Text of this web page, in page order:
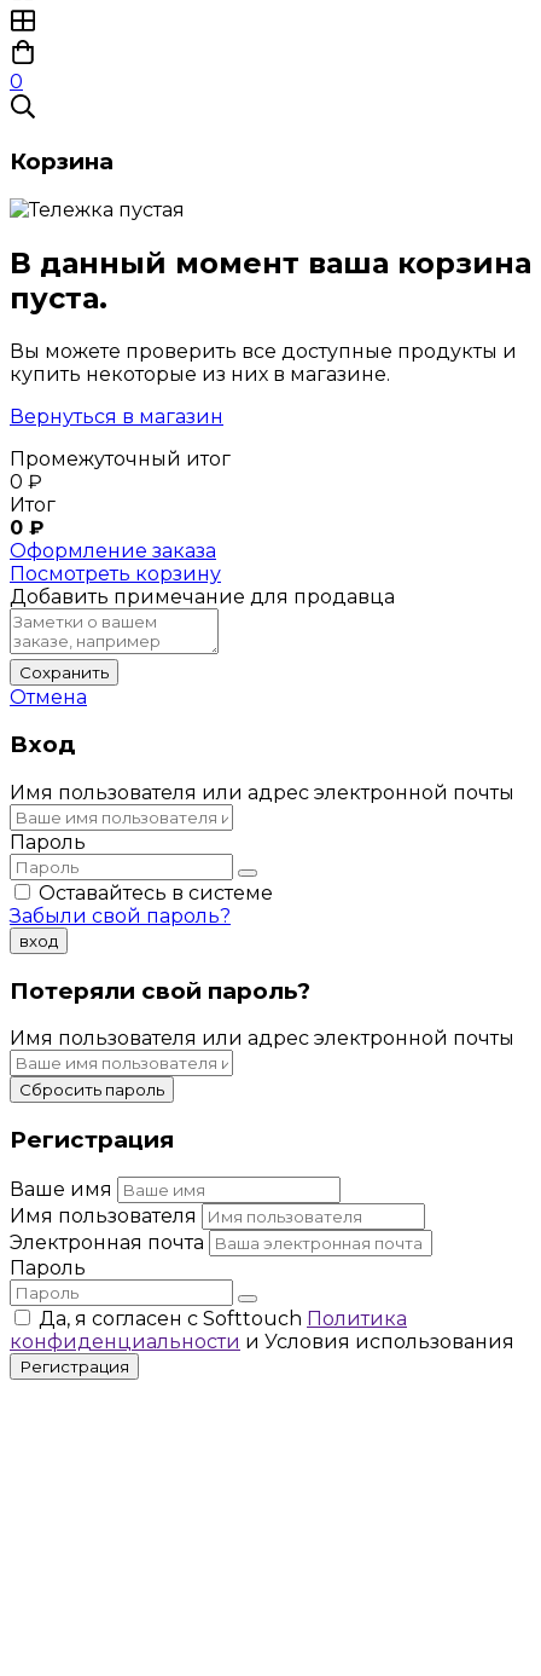
0
Корзина
В данный момент ваша корзина
пуста.
Вы можете проверить все доступные продукты и
купить некоторые из них в магазине.
Вернуться в магазин
Промежуточный итог
0 ₽
Итог
0 ₽
Оформление заказа
Посмотреть корзину
Добавить примечание для продавца
Сохранить
Отмена
Вход
Имя пользователя или адрес электронной почты
Пароль
Оставайтесь в системе
Забыли свой пароль?
вход
Потеряли свой пароль?
Имя пользователя или адрес электронной почты
Сбросить пароль
Регистрация
Ваше имя
Имя пользователя
Электронная почта
Пароль
Да, я согласен с Softtouch Политика
конфиденциальности и Условия использования
Регистрация